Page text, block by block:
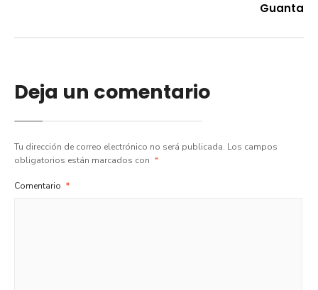
Guanta
Deja un comentario
Tu dirección de correo electrónico no será publicada. Los campos
obligatorios están marcados con *
Comentario *